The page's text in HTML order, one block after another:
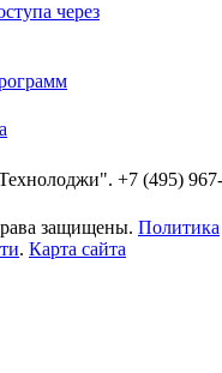
через
+7 (495)
защищены. Политика
. Карта сайта